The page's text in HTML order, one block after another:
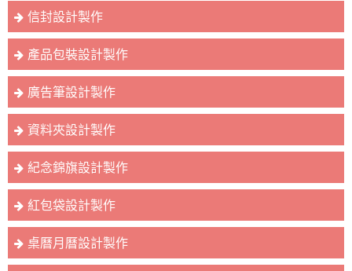
信封設計製作
產品包裝設計製作
廣告筆設計製作
資料夾設計製作
紀念錦旗設計製作
紅包袋設計製作
桌曆月曆設計製作